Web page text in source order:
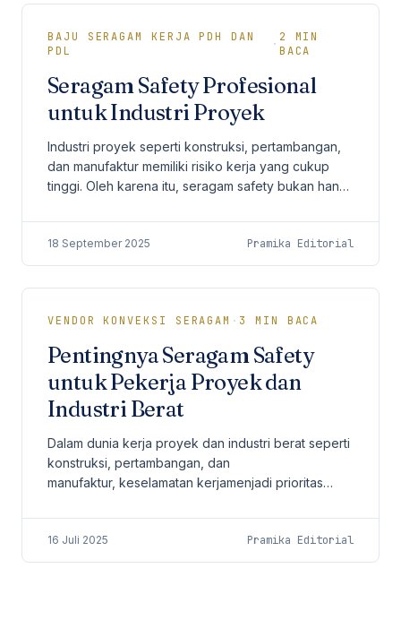
BAJU SERAGAM KERJA PDH DAN
PDL
· 2
MIN
BACA
Seragam Safety Profesional
untuk Industri Proyek
Industri proyek seperti konstruksi, pertambangan,
dan manufaktur memiliki risiko kerja yang cukup
tinggi. Oleh karena itu, seragam safety bukan hanya
18 September 2025 Pramika Editorial
VENDOR KONVEKSI SERAGAM · 3 MIN BACA
Pentingnya Seragam Safety
untuk Pekerja Proyek dan
Industri Berat
Dalam dunia kerja proyek dan industri berat seperti
konstruksi, pertambangan, dan
manufaktur, keselamatan kerjamenjadi prioritas
keselamatan kerja...
16 Juli 2025 Pramika Editorial